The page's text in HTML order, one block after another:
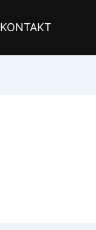
KONTAKT